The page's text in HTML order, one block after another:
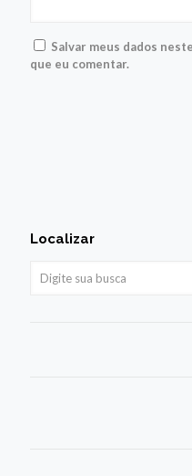
Salvar meus dados
que eu comentar.
Localizar